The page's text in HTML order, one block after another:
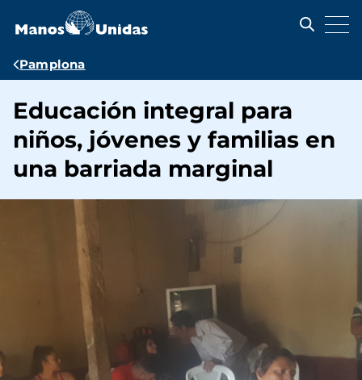
contenido
Ruta
navegación
Pamplona
Educación integral para
niños, jóvenes y familias en
una barriada marginal